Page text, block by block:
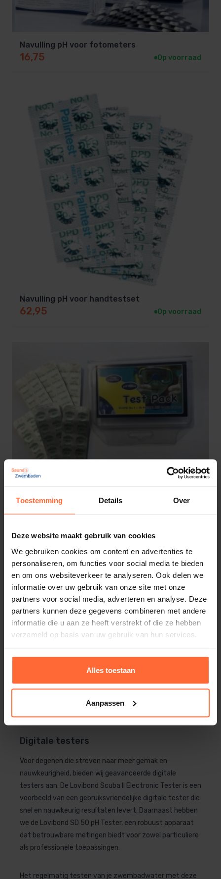
Toestemming Details Over
Deze website maakt gebruik van cookies
We gebruiken cookies om content en advertenties te
personaliseren, om functies voor social media te bieden
en om ons websiteverkeer te analyseren. Ook delen we
informatie over uw gebruik van onze site met onze
partners voor social media, adverteren en analyse. Deze
partners kunnen deze gegevens combineren met andere
informatie die u aan ze heeft verstrekt of die ze hebben
verzameld op basis van uw gebruik van hun services.
Alles toestaan
Aanpassen
Navulling pH voor fotometers
16,75 Op voorraad
Navulling pH voor handtestset
62,95 Op voorraad
Navulling pH/DPD voor handtestset
18,85
1 … 3 4
Zwembad testers voor nauwkeurige
wateranalyse
Onze handmatige testsets, zoals de HTH Navulling
zwembadbezitters die op zoek zijn naar een
kostenefficiënte oplossing voor regelmatige
Digitale testers
Voor degenen die streven naar meer gemak en
nauwkeurigheid, bieden wij geavanceerde digitale
testers aan. De Lovibond Scuba II Electronic Tester is een
voorbeeld van een gebruiksvriendelijke digitale tester die
snel en nauwkeurig resultaten levert. Daarnaast hebben
we de Lovibond SD 50 pH Tester, een robuust apparaat
dat betrouwbare metingen biedt voor zowel particuliere
als professionele toepassingen.
Het regelmatig testen van je zwembadwater met deze